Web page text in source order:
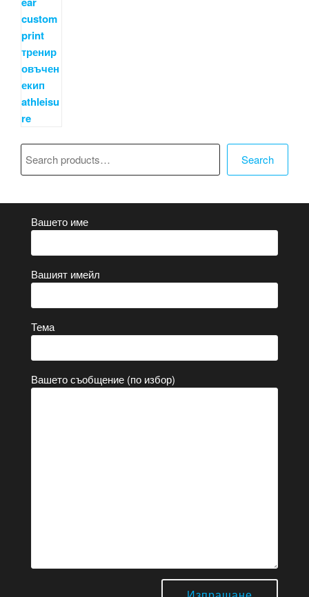
Search
Вашето име
Вашият имейл
Тема
Вашето съобщение (по избор)